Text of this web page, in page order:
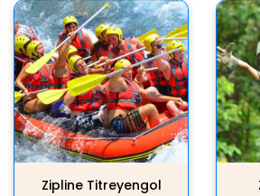
Zipline Titreyengol